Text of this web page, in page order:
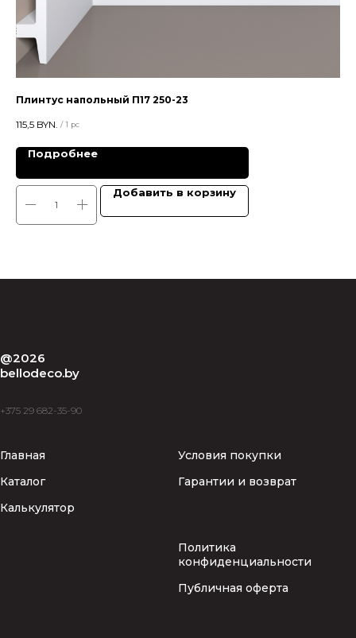
Плинтус напольный П17 250-23
115,5 BYN. / 1 pc
Подробнее
Добавить в корзину
@2026
bellodeco.by
+375 29 682-35-90
Главная
Каталог
Калькулятор
Условия покупки
Гарантии и возврат
Политика
конфиденциальности
Публичная оферта